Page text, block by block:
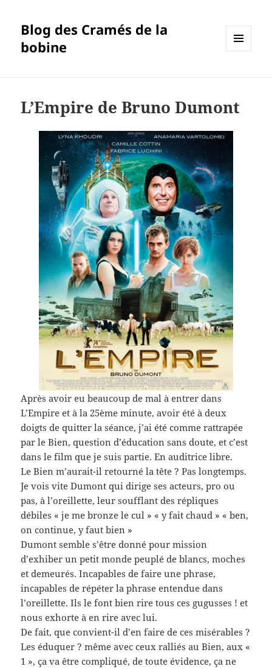
Blog des Cramés de la
bobine
L’Empire de Bruno Dumont
Après avoir eu beaucoup de mal à entrer dans
L’Empire et à la 25ème minute, avoir été à deux
doigts de quitter la séance, j’ai été comme rattrapée
par le Bien, question d’éducation sans doute, et c’est
dans le film que je suis partie. En auditrice libre.
Le Bien m’aurait-il retourné la tête ? Pas longtemps.
Je vois vite Dumont qui dirige ses acteurs, pro ou
pas, à l’oreillette, leur soufflant des répliques
débiles « je me bronze le cul » « y fait chaud » « ben,
on continue, y faut bien »
Dumont semble s’être donné pour mission
d’exhiber un petit monde peuplé de blancs, moches
et demeurés. Incapables de faire une phrase,
incapables de répéter la phrase entendue dans
l’oreillette. Ils le font bien rire tous ces gugusses ! et
nous exhorte à en rire avec lui.
De fait, que convient-il d’en faire de ces misérables ?
Les éduquer ? même avec ceux ralliés au Bien, aux «
1 », ça va être compliqué, de toute évidence, ça ne